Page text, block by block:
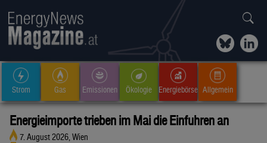
Strom Gas Emissionen Ökologie Energiebörse Allgemein
Energieimporte trieben im Mai die Einfuhren an
7. August 2026, Wien